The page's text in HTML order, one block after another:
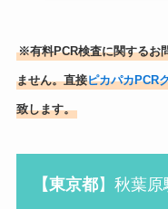
※有料PCR検査に関するお
ません。直接ピカパカPCR
致します。
【東京都】秋葉原